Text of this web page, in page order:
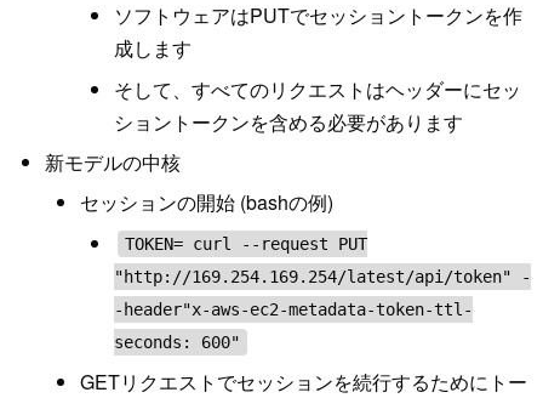
ソフトウェアはPUTでセッショントークンを作
成します
そして、すべてのリクエストはヘッダーにセッ
ショントークンを含める必要があります
新モデルの中核
セッションの開始 (bashの例)
TOKEN= curl --request PUT
"http://169.254.169.254/latest/api/token" -
-header"x-aws-ec2-metadata-token-ttl-
seconds: 600"
GETリクエストでセッションを続行するためにトー